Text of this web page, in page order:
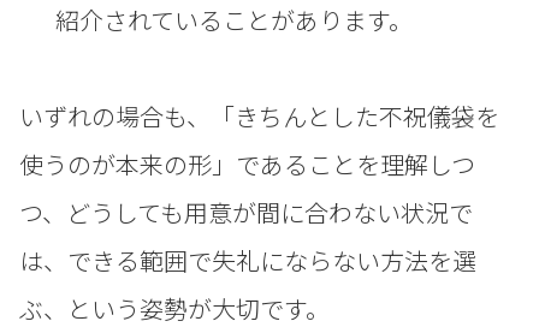
紹介されていることがあります。
いずれの場合も、「きちんとした不祝儀袋を
使うのが本来の形」であることを理解しつ
つ、どうしても用意が間に合わない状況で
は、できる範囲で失礼にならない方法を選
ぶ、という姿勢が大切です。